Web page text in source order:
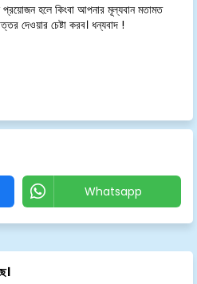
হলে কিংবা আপনার মূল্যবান মতামত
দেওয়ার চেষ্টা করব। ধন্যবাদ !
Whatsapp